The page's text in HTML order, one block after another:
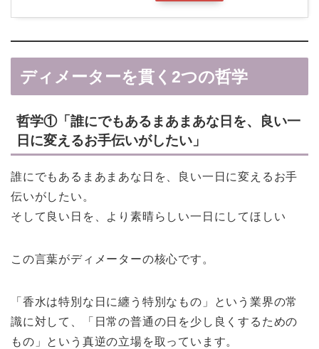
ディメーターを貫く2つの哲学
哲学①「誰にでもあるまあまあな日を、良い一
日に変えるお手伝いがしたい」
誰にでもあるまあまあな日を、良い一日に変えるお手
伝いがしたい。
そして良い日を、より素晴らしい一日にしてほしい
この言葉がディメーターの核心です。
「香水は特別な日に纏う特別なもの」という業界の常
識に対して、「日常の普通の日を少し良くするための
もの」という真逆の立場を取っています。